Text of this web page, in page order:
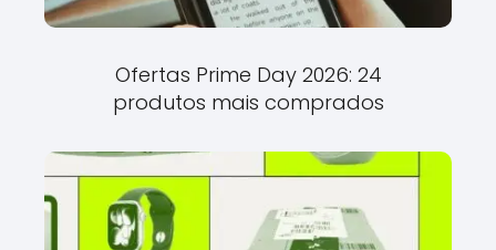
Ofertas Prime Day 2026: 24
produtos mais comprados